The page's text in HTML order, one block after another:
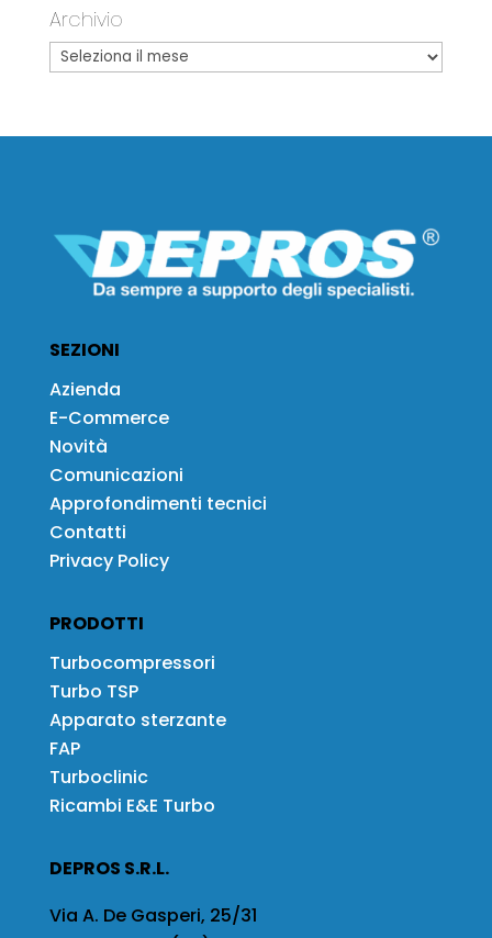
Archivio
SEZIONI
Azienda
E-Commerce
Novità
Comunicazioni
Approfondimenti tecnici
Contatti
Privacy Policy
PRODOTTI
Turbocompressori
Turbo TSP
Apparato sterzante
FAP
Turboclinic
Ricambi E&E Turbo
DEPROS S.R.L.
Via A. De Gasperi, 25/31